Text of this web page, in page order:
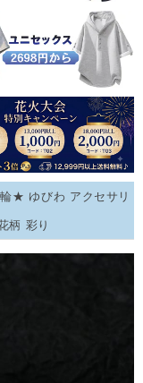
★ ゆびわ アクセサリ
柄 彩り